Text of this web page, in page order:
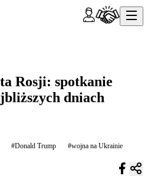
Rosji: spotkanie
dniach
#Donald Trump #wojna na Ukrainie